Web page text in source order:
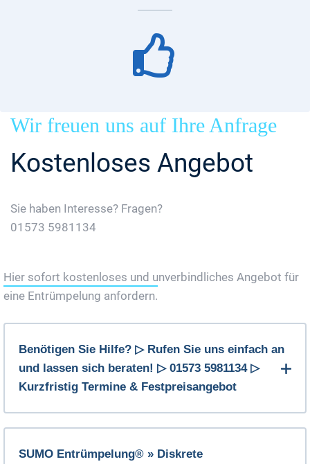
Wir freuen uns auf Ihre Anfrage
Kostenloses Angebot
Sie haben Interesse? Fragen?
01573 5981134
Hier sofort kostenloses und unverbindliches Angebot für
eine Entrümpelung anfordern.
Benötigen Sie Hilfe? ▷ Rufen Sie uns einfach an
und lassen sich beraten! ▷ 01573 5981134 ▷
Kurzfristig Termine & Festpreisangebot
SUMO Entrümpelung® » Diskrete